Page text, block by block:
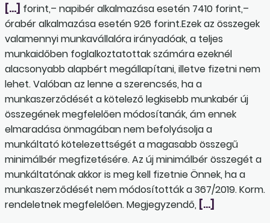
[…] forint,– napibér alkalmazása esetén 7410 forint,–
órabér alkalmazása esetén 926 forint.Ezek az összegek
valamennyi munkavállalóra irányadóak, a teljes
munkaidőben foglalkoztatottak számára ezeknél
alacsonyabb alapbért megállapítani, illetve fizetni nem
lehet. Valóban az lenne a szerencsés, ha a
munkaszerződését a kötelező legkisebb munkabér új
összegének megfelelően módosítanák, ám ennek
elmaradása önmagában nem befolyásolja a
munkáltató kötelezettségét a magasabb összegű
minimálbér megfizetésére. Az új minimálbér összegét a
munkáltatónak akkor is meg kell fizetnie Önnek, ha a
munkaszerződését nem módosították a 367/2019. Korm.
rendeletnek megfelelően. Megjegyzendő, […]